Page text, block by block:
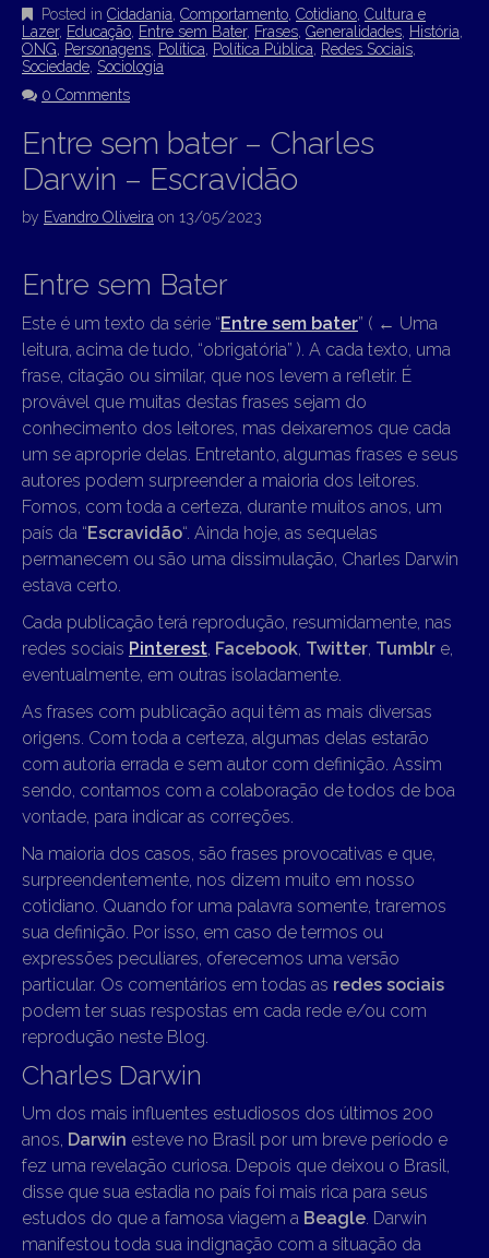
Posted in Cidadania Comportamento Cotidiano Cultura e
Lazer, Educação Entre sem Bater, Frases Generalidades História
ONG
Personagens Política Política Pública Redes Sociais
Sociedade Sociologia
0 Comments
Entre sem bater – Charles
Darwin – Escravidão
by Evandro Oliveira on 13/05/2023
Entre sem Bater
Este é um texto da série “Entre sem bater” ( ← Uma
leitura, acima de tudo, “obrigatória” ). A cada texto, uma
frase, citação ou similar, que nos levem a refletir. É
provável que muitas destas frases sejam do
conhecimento dos leitores, mas deixaremos que cada
um se aproprie delas. Entretanto, algumas frases e seus
autores podem surpreender a maioria dos leitores.
Fomos, com toda a certeza, durante muitos anos, um
país da “Escravidão“. Ainda hoje, as sequelas
permanecem ou são uma dissimulação, Charles Darwin
estava certo.
Cada publicação terá reprodução, resumidamente, nas
redes sociais Pinterest, Facebook, Twitter, Tumblr e,
eventualmente, em outras isoladamente.
As frases com publicação aqui têm as mais diversas
origens. Com toda a certeza, algumas delas estarão
com autoria errada e sem autor com definição. Assim
sendo, contamos com a colaboração de todos de boa
vontade, para indicar as correções.
Na maioria dos casos, são frases provocativas e que,
surpreendentemente, nos dizem muito em nosso
cotidiano. Quando for uma palavra somente, traremos
sua definição. Por isso, em caso de termos ou
expressões peculiares, oferecemos uma versão
particular. Os comentários em todas as redes sociais
podem ter suas respostas em cada rede e/ou com
reprodução neste Blog.
Charles Darwin
Um dos mais influentes estudiosos dos últimos 200
anos, Darwin esteve no Brasil por um breve período e
fez uma revelação curiosa. Depois que deixou o Brasil,
disse que sua estadia no país foi mais rica para seus
estudos do que a famosa viagem a Beagle. Darwin
manifestou toda sua indignação com a situação da